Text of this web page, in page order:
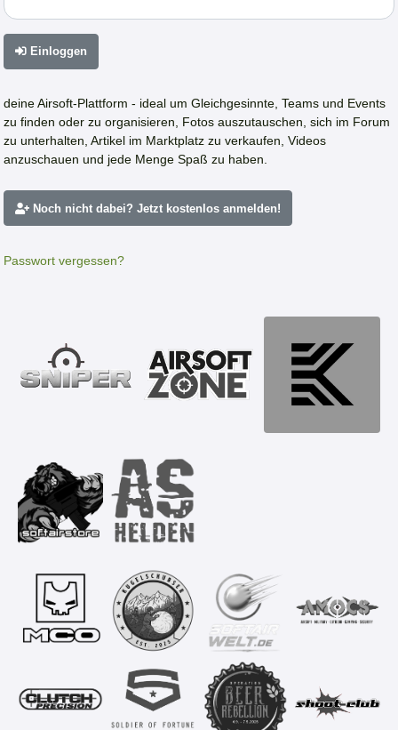
Einloggen
deine Airsoft-Plattform - ideal um Gleichgesinnte, Teams und Events
zu finden oder zu organisieren, Fotos auszutauschen, sich im Forum
zu unterhalten, Artikel im Marktplatz zu verkaufen, Videos
anzuschauen und jede Menge Spaß zu haben.
Noch nicht dabei? Jetzt kostenlos anmelden!
Passwort vergessen?